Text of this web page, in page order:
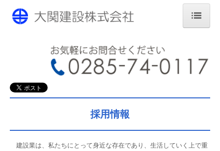
工事の進め方
エクステリア
採用情報
建設業は、私たちにとって身近な存在であり、生活していく上で重